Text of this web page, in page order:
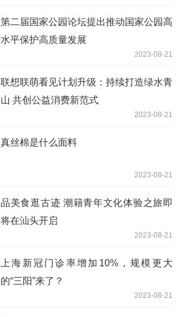
第二届国家公园论坛提出推动国家公园高
水平保护高质量发展
2023-08-21
联想联萌看见计划升级：持续打造绿水青
山 共创公益消费新范式
2023-08-21
真丝棉是什么面料
2023-08-21
品美食逛古迹 潮籍青年文化体验之旅即
将在汕头开启
2023-08-21
上海新冠门诊率增加10%，规模更大
的“三阳”来了？
2023-08-21